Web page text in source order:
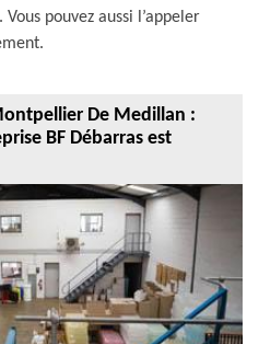
pouvez aussi l’appeler
De Medillan :
BF Débarras est